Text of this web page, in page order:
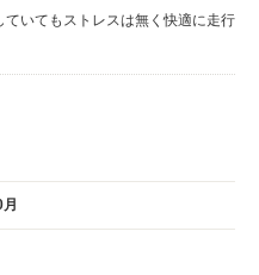
いてもストレスは無く快適に走行